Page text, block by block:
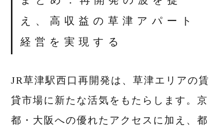
え、高収益の草津アパート
経営を実現する
JR草津駅西口再開発は、草津エリアの賃
貸市場に新たな活気をもたらします。京
都・大阪への優れたアクセスに加え、都